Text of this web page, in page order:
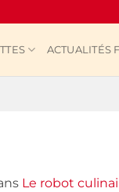
ACTUALITÉS
Le robot